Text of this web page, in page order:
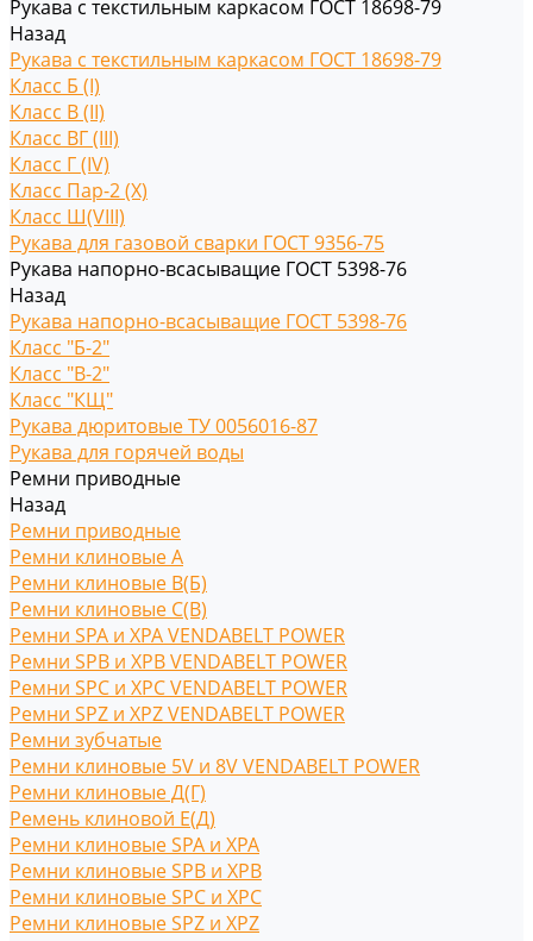
Рукава с текстильным каркасом ГОСТ 18698-79
Назад
Рукава с текстильным каркасом ГОСТ 18698-79
Класс Б (I)
Класс В (II)
Класс ВГ (III)
Класс Г (IV)
Класс Пар-2 (X)
Класс Ш(VIII)
Рукава для газовой сварки ГОСТ 9356-75
Рукава напорно-всасыващие ГОСТ 5398-76
Назад
Рукава напорно-всасыващие ГОСТ 5398-76
Класс "Б-2"
Класс "В-2"
Класс "КЩ"
Рукава дюритовые ТУ 0056016-87
Рукава для горячей воды
Ремни приводные
Назад
Ремни приводные
Ремни клиновые A
Ремни клиновые В(Б)
Ремни клиновые С(B)
Ремни SPA и XPA VENDABELT POWER
Ремни SPB и XPB VENDABELT POWER
Ремни SPC и XPC VENDABELT POWER
Ремни SPZ и XPZ VENDABELT POWER
Ремни зубчатые
Ремни клиновые 5V и 8V VENDABELT POWER
Ремни клиновые Д(Г)
Ремень клиновой Е(Д)
Ремни клиновые SPA и XPA
Ремни клиновые SPB и XPB
Ремни клиновые SPC и XPC
Ремни клиновые SPZ и XPZ